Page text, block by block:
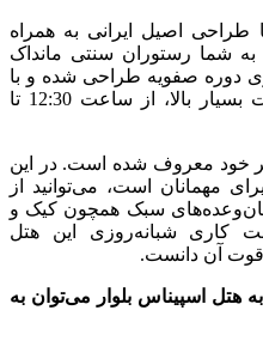
طراحی اصیل ایرانی به همراه
به شما رستوران سنتی مانداک
دوره صفویه طراحی شده و با
سرو انواع غذاهای ایرانی با کیفیت بسیار بالا، از ساعت 12:30 تا
خود معروف شده است. در این
مهمانان است، می‌توانید از
سبک همچون کیک و
کاری شبانه‌روزی این هتل
قوت آن دانست.
هتل اسپیناس بلوار می‌توان به